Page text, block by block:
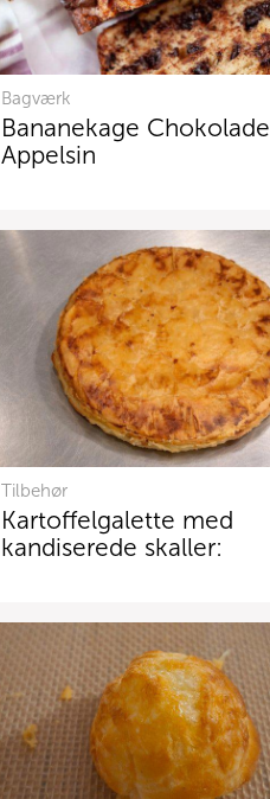
Bagværk
Bananekage Chokolade
Appelsin
Tilbehør
Kartoffelgalette med
kandiserede skaller: